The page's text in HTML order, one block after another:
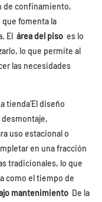
de confinamiento,
fomenta la
El área del piso es lo
lo que permite al
las necesidades
tienda’El diseño
uso estacional o
en una fracción
tradicionales, lo que
como el tiempo de
mantenimiento De la